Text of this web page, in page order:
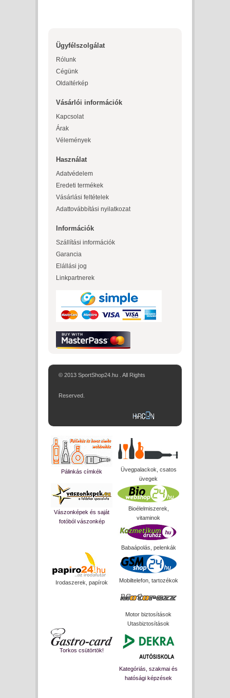
Ügyfélszolgálat
Rólunk
Cégünk
Oldaltérkép
Vásárlói információk
Kapcsolat
Árak
Vélemények
Használat
Adatvédelem
Eredeti termékek
Vásárlási feltételek
Adattovábbítási nyilatkozat
Információk
Szállítási információk
Garancia
Elállási jog
Linkpartnerek
© 2013 SportShop24.hu . All Rights
Reserved.
Pálinkás címkék
Üvegpalackok, csatos
üvegek
Vászonképek és saját
fotóból vászonkép
Bioélelmiszerek,
vitaminok
Babaápolás, pelenkák
Irodaszerek, papírok Mobiltelefon, tartozékok
Motor biztosítások
Utasbiztosítások
Torkos csütörtök!
Kategóriás, szakmai és
hatósági képzések